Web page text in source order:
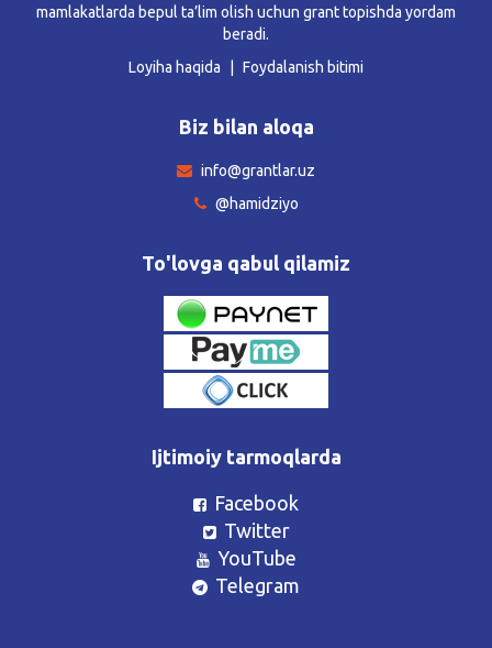
mamlakatlarda bepul ta’lim olish uchun grant topishda yordam
beradi.
Loyiha haqida
Foydalanish bitimi
Biz bilan aloqa
info@grantlar.uz
@hamidziyo
To'lovga qabul qilamiz
Ijtimoiy tarmoqlarda
Facebook
Twitter
YouTube
Telegram